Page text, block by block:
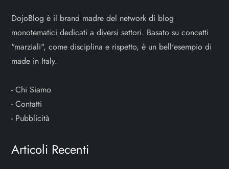
DojoBlog è il brand madre del network di blog
monotematici dedicati a diversi settori. Basato su concetti
"marziali", come disciplina e rispetto, è un bell'esempio di
made in Italy.
-Chi Siamo
-Contatti
- Pubblicità
Articoli Recenti